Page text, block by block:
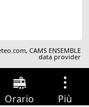
,CAMS ENSEMBLE
data provider
Orario Più